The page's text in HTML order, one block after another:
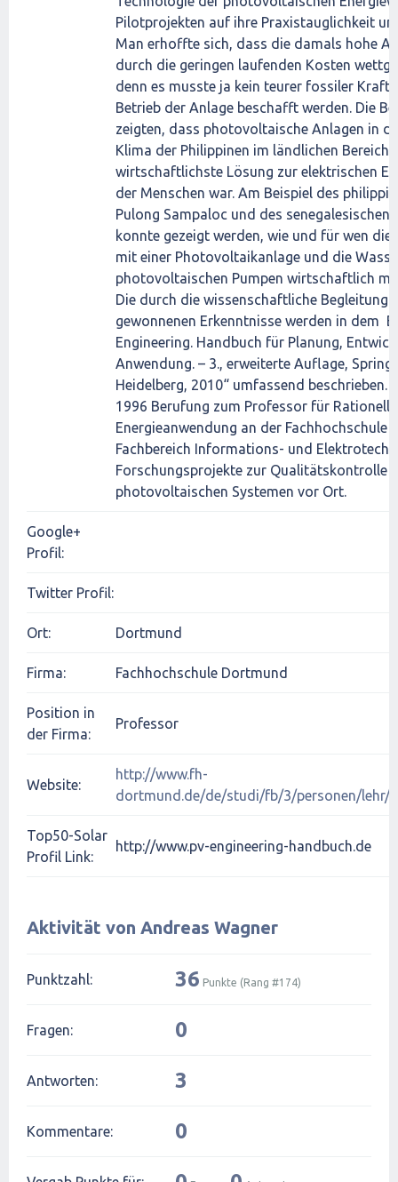
Pilotprojekten auf ihre Praxistauglichkeit
Man erhoffte sich, dass die damals hohe
durch die geringen laufenden Kosten
denn es musste ja kein teurer fossiler
Betrieb der Anlage beschafft werden. Die
zeigten, dass photovoltaische Anlagen in
Klima der Philippinen im ländlichen Bereich
wirtschaftlichste Lösung zur elektrischen
der Menschen war. Am Beispiel des
Pulong Sampaloc und des senegalesischen
konnte gezeigt werden, wie und für wen
mit einer Photovoltaikanlage und die
photovoltaischen Pumpen wirtschaftlich
Die durch die wissenschaftliche Begleitung
gewonnenen Erkenntnisse werden in dem
Engineering. Handbuch für Planung,
Anwendung. – 3., erweiterte Auflage,
Heidelberg, 2010“ umfassend beschrieben.
1996 Berufung zum Professor für Rationelle
Energieanwendung an der Fachhochschule
Fachbereich Informations- und
Forschungsprojekte zur Qualitätskontrolle
photovoltaischen Systemen vor Ort.
Google+
Profil:
Twitter Profil:
Ort: Dortmund
Firma: Fachhochschule Dortmund
Position in
der Firma:
Professor
Website:
http://www.fh-
dortmund.de/de/studi/fb/3/personen/lehr/
Top50-Solar
Profil Link:
http://www.pv-engineering-handbuch.de
Aktivität von Andreas Wagner
Punktzahl: 36 Punkte (Rang #174)
Fragen: 0
Antworten: 3
Kommentare: 0